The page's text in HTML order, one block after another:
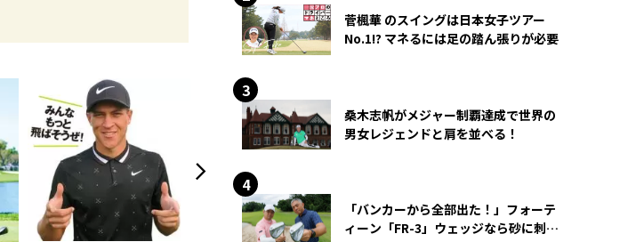
菅楓華 のスイングは日本女子ツアー
No.1!? マネるには足の踏ん張りが必要
桑木志帆がメジャー制覇達成で世界の
男女レジェンドと肩を並べる！
「バンカーから全部出た！」フォーテ
ィーン「FR-3」ウェッジなら砂に刺さ